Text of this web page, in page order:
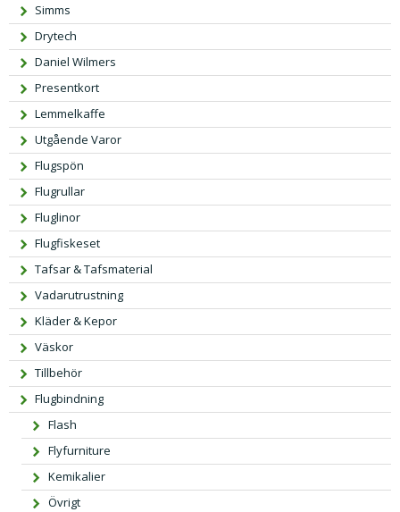
g
a
p
i
e
t
r:
5
9,
0
r
i
s
r:
3
0 k
Simms
Drytech
Daniel Wilmers
Presentkort
Lemmelkaffe
Utgående Varor
Flugspön
Flugrullar
Fluglinor
Flugfiskeset
Tafsar & Tafsmaterial
Vadarutrustning
Kläder & Kepor
Väskor
Tillbehör
Flugbindning
Flash
Flyfurniture
Kemikalier
Övrigt